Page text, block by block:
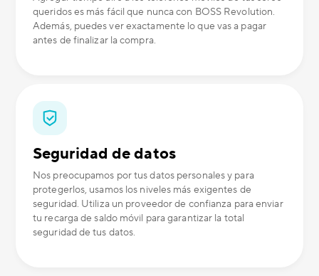
queridos es más fácil que nunca con BOSS Revolution.
Además, puedes ver exactamente lo que vas a pagar
antes de finalizar la compra.
Seguridad de datos
Nos preocupamos por tus datos personales y para
protegerlos, usamos los niveles más exigentes de
seguridad. Utiliza un proveedor de confianza para enviar
tu recarga de saldo móvil para garantizar la total
seguridad de tus datos.